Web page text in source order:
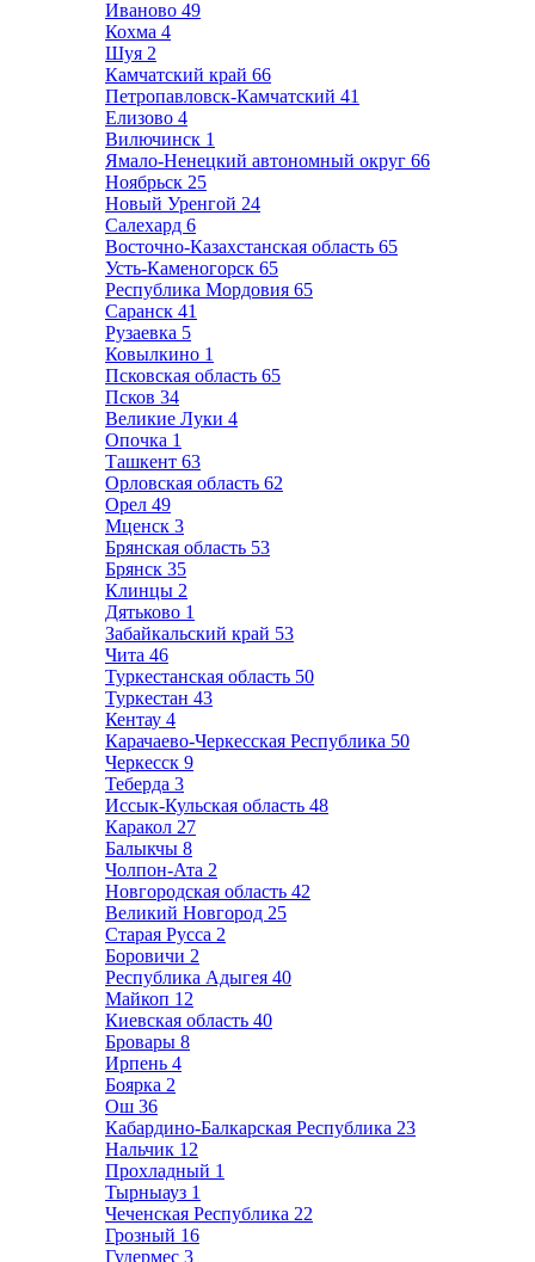
Иваново 49
Кохма 4
Шуя 2
Камчатский край 66
Петропавловск-Камчатский 41
Елизово 4
Вилючинск 1
Ямало-Ненецкий автономный округ 66
Ноябрьск 25
Новый Уренгой 24
Салехард 6
Восточно-Казахстанская область 65
Усть-Каменогорск 65
Республика Мордовия 65
Саранск 41
Рузаевка 5
Ковылкино 1
Псковская область 65
Псков 34
Великие Луки 4
Опочка 1
Ташкент 63
Орловская область 62
Орел 49
Мценск 3
Брянская область 53
Брянск 35
Клинцы 2
Дятьково 1
Забайкальский край 53
Чита 46
Туркестанская область 50
Туркестан 43
Кентау 4
Карачаево-Черкесская Республика 50
Черкесск 9
Теберда 3
Иссык-Кульская область 48
Каракол 27
Балыкчы 8
Чолпон-Ата 2
Новгородская область 42
Великий Новгород 25
Старая Русса 2
Боровичи 2
Республика Адыгея 40
Майкоп 12
Киевская область 40
Бровары 8
Ирпень 4
Боярка 2
Ош 36
Кабардино-Балкарская Республика 23
Нальчик 12
Прохладный 1
Тырныауз 1
Чеченская Республика 22
Грозный 16
Гудермес 3